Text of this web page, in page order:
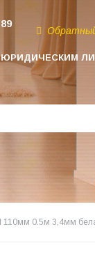
ЮРИДИЧЕСКИМ
110мм 0.5м 3,4мм